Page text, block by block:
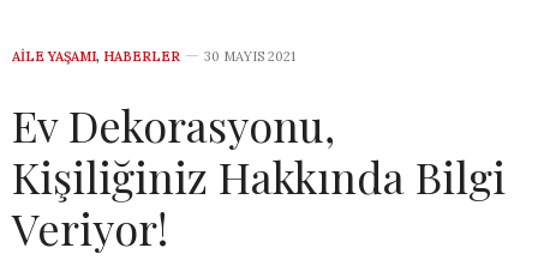
AILE YAŞAMI, HABERLER 30 MAYIS 2021
Ev Dekorasyonu,
Kişiliğiniz Hakkında Bilgi
Veriyor!